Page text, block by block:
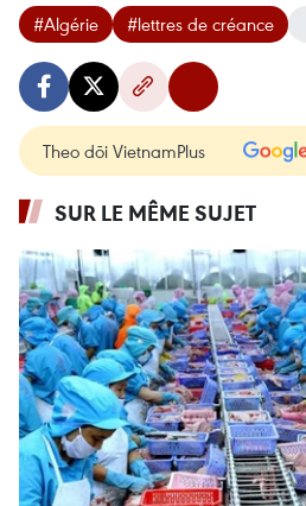
#Algérie #lettres de créance
Theo dõi VietnamPlus
SUR LE MÊME SUJET